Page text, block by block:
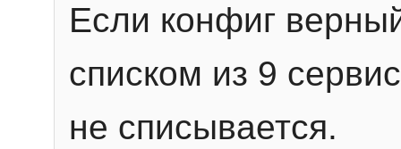
Если конфиг
списком из 9
не списывается.